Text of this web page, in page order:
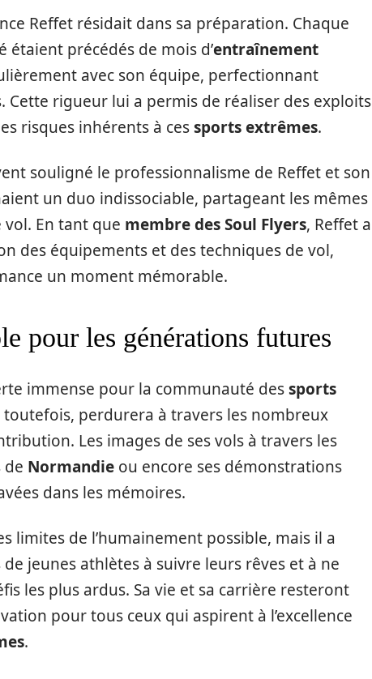
Reffet résidait dans sa préparation. Chaque
étaient précédés de mois d’entraînement
avec son équipe, perfectionnant
Cette rigueur lui a permis de réaliser des exploits
risques inhérents à cessports extrêmes.
souligné le professionnalisme de Reffet et son
un duo indissociable, partageant les mêmes
En tant que membre des Soul Flyers, Reffet a
des équipements et des techniques de vol,
un moment mémorable.
pour les générations futures
immense pour la communauté dessports
toutefois, perdurera à travers les nombreux
Les images de ses vols à travers les
de Normandie ou encore ses démonstrations
dans les mémoires.
limites de l’humainement possible, mais il a
jeunes athlètes à suivre leurs rêves et à ne
les plus ardus. Sa vie et sa carrière resteront
pour tous ceux qui aspirent à l’excellence
.